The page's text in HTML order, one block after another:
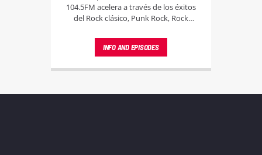
104.5FM acelera a través de los éxitos
del Rock clásico, Punk Rock, Rock
musical sin límites para los amantes del
buen sonido.
INFO AND EPISODES